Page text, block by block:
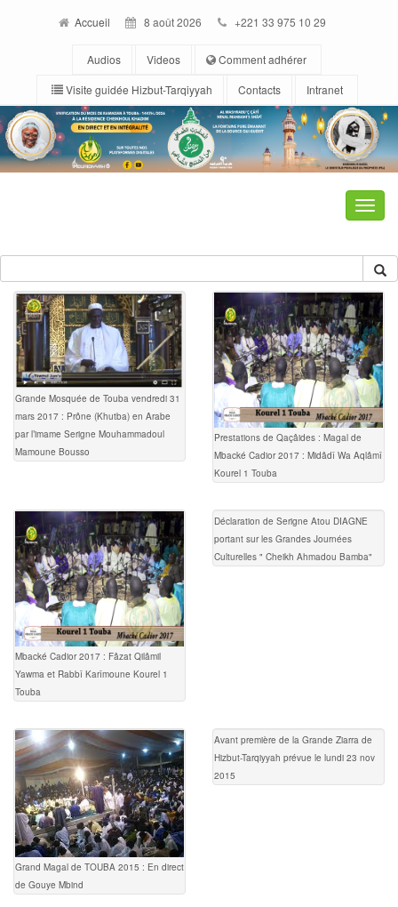
Accueil 8 août 2026 +221 33 975 10 29
Audios Videos
Comment adhérer
Visite guidée Hizbut-Tarqiyyah
Contacts Intranet
Toggle
Grande Mosquée de Touba vendredi 31
mars 2017 : Prône (Khutba) en Arabe
par l’imame Serigne Mouhammadoul
Mamoune Bousso
Prestations de Qaçâides : Magal de
Mbacké Cadior 2017 : Midâdî Wa Aqlâmî
Kourel 1 Touba
Mbacké Cadior 2017 : Fâzat Qilâmil
Yawma et Rabbî Karîmoune Kourel 1
Touba
Déclaration de Serigne Atou DIAGNE
portant sur les Grandes Journées
Culturelles " Cheikh Ahmadou Bamba"
Grand Magal de TOUBA 2015 : En direct
de Gouye Mbind
Avant première de la Grande Ziarra de
Hizbut-Tarqiyyah prévue le lundi 23 nov
2015